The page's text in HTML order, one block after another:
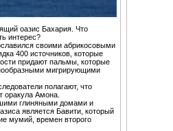
оазис Бахария. Что
интерес?
своими абрикосовыми
400 источников, которые
придают пальмы, которые
мигрирующими
полагают, что
оракула Амона.
глиняными домами и
является Бавити, который
мумий, времен второго